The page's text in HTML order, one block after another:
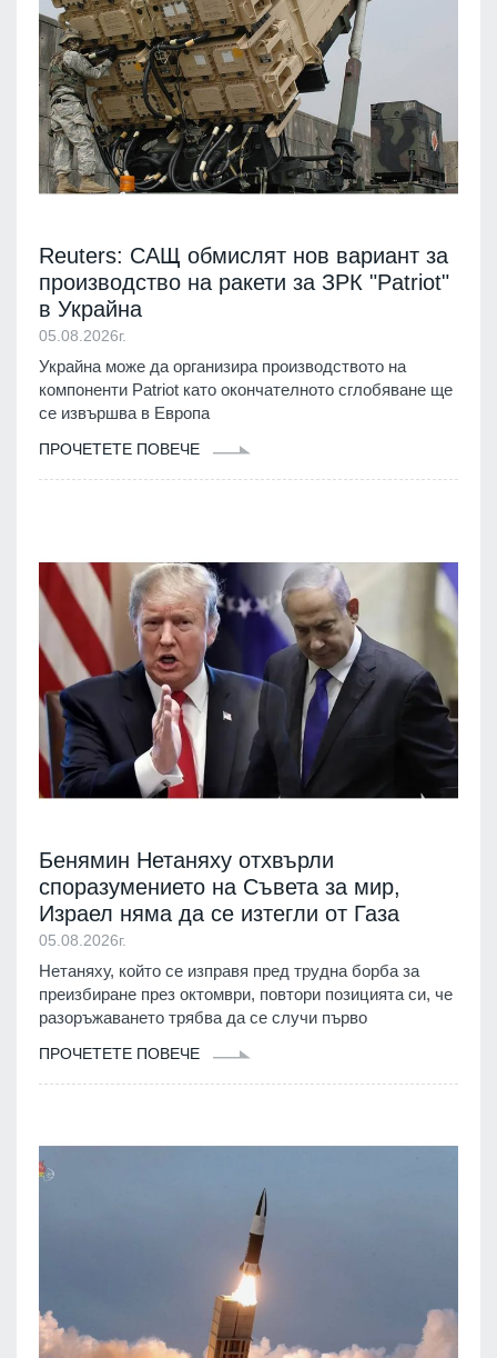
Reuters: САЩ обмислят нов вариант за
производство на ракети за ЗРК "Patriot"
в Украйна
05.08.2026г.
Украйна може да организира производството на
компоненти Patriot като окончателното сглобяване ще
се извършва в Европа
ПРОЧЕТЕТЕ ПОВЕЧЕ
Бенямин Нетаняху отхвърли
споразумението на Съвета за мир,
Израел няма да се изтегли от Газа
05.08.2026г.
Нетаняху, който се изправя пред трудна борба за
преизбиране през октомври, повтори позицията си, че
разоръжаването трябва да се случи първо
ПРОЧЕТЕТЕ ПОВЕЧЕ